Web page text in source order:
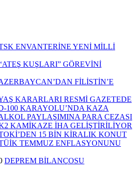
ENVANTERİNE YENİ MİLLİ
KUŞLARI” GÖREVİNİ
FİLİSTİN’E
KARARLARI RESMİ GAZETEDE
100 KARAYOLU’NDA KAZA
PAYLAŞIMINA PARA CEZASI
KAMİKAZE İHA GELİŞTİRİLİYOR
15 BİN KİRALIK KONUT
TEMMUZ ENFLASYONUNU
DEPREM BİLANÇOSU